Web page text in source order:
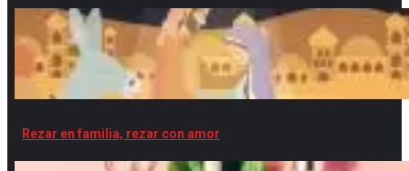
Rezar en familia, rezar con amor